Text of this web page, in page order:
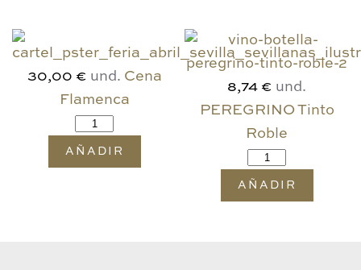
30,00 € und. Cena
Flamenca
AÑADIR
8,74 € und.
PEREGRINO Tinto
Roble
AÑADIR